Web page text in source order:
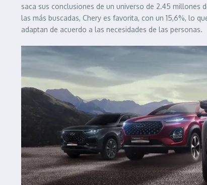
saca sus conclusiones de un universo de 2.45 millones
las más buscadas, Chery es favorita, con un 15,6%, lo
adaptan de acuerdo a las necesidades de las personas.